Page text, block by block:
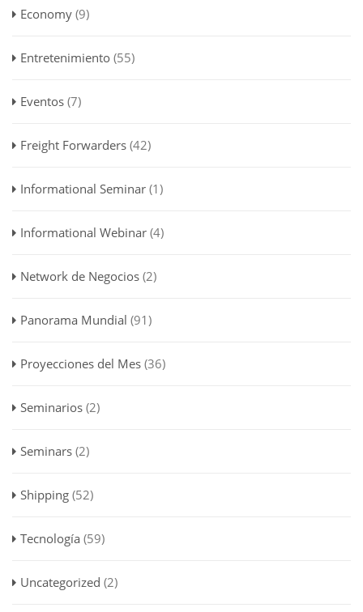
Economy (9)
Entretenimiento (55)
Eventos (7)
Freight Forwarders (42)
Informational Seminar (1)
Informational Webinar (4)
Network de Negocios (2)
Panorama Mundial (91)
Proyecciones del Mes (36)
Seminarios (2)
Seminars (2)
Shipping (52)
Tecnología (59)
Uncategorized (2)